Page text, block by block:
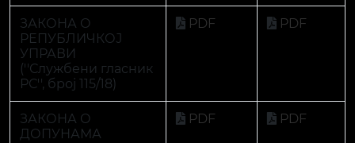
ЗАКОНА О
ДОПУНАМА
ЗАКОНА О
РЕПУБЛИЧКОЈ
УПРАВИ
(''Службени гласник
РС'', број 15/22)
PDF PDF